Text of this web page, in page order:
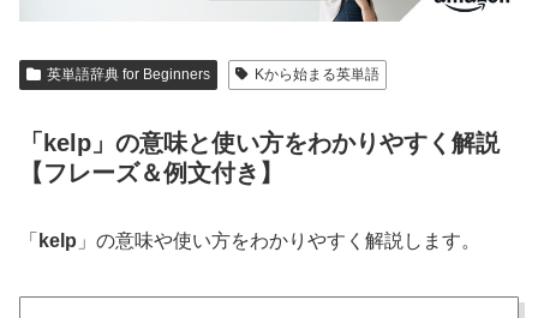
英単語辞典 for Beginners Kから始まる英単語
「kelp」の意味と使い方をわかりやすく解説
【フレーズ＆例文付き】
「 kelp 」の意味や使い方をわかりやすく解説します。